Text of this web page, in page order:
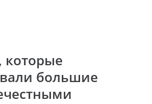
которые
большие